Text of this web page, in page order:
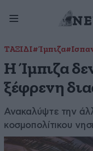
ΤΑΞΙΔΙ#Ίμπιζα
Η Ίμπιζα
ξέφρενη
Ανακαλύψτε την
κοσμοπολίτικου